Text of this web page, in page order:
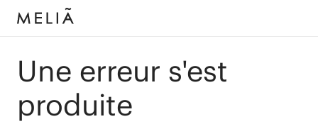
Une erreur s'est
produite